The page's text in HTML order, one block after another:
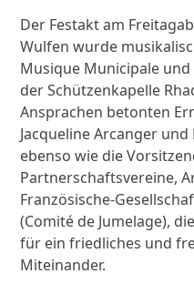
Der Festakt am
Wulfen wurde
Musique Municipale
der Schützenkapelle
Ansprachen betonten
Jacqueline Arcanger
ebenso wie die
Partnerschaftsvereine,
Französische-
(Comité de Jumelage),
für ein friedliches und
Miteinander.